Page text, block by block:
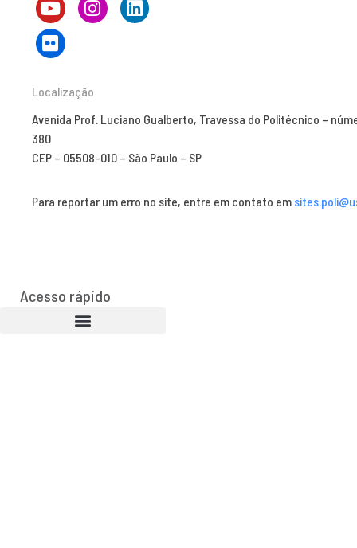
Localização
Avenida Prof. Luciano Gualberto, Travessa do Politécnico –
380
CEP – 05508-010 – São Paulo – SP
Para reportar um erro no site, entre em contato em
Acesso rápido